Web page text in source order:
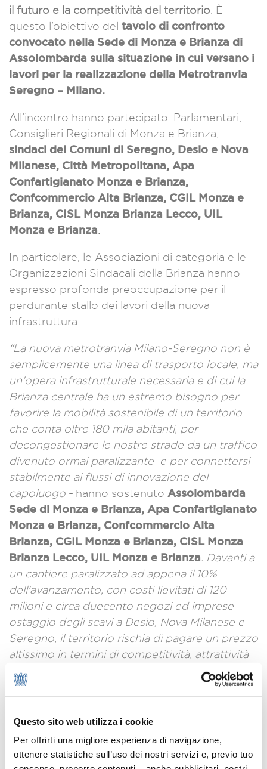
Questo sito web utilizza i cookie
Per offrirti una migliore esperienza di navigazione,
ottenere statistiche sull’uso dei nostri servizi e, previo tuo
il futuro e la competitività del territorio . È
questo l’obiettivo del tavolo di confronto
convocato nella Sede di Monza e Brianza di
Assolombarda sulla situazione in cui versano i
lavori per la realizzazione della Metrotranvia
Seregno – Milano.
All’incontro hanno partecipato: Parlamentari,
Consiglieri Regionali di Monza e Brianza,
sindaci dei Comuni di Seregno, Desio e Nova
Milanese, Città Metropolitana, Apa
Confartigianato Monza e Brianza,
Confcommercio Alta Brianza, CGIL Monza e
Brianza, CISL Monza Brianza Lecco, UIL
Monza e Brianza
In particolare, le Associazioni di categoria e le
Organizzazioni Sindacali della Brianza hanno
espresso profonda preoccupazione per il
perdurante stallo dei lavori della nuova
infrastruttura.
“La nuova metrotranvia Milano-Seregno non è
semplicemente una linea di trasporto locale, ma
un'opera infrastrutturale necessaria e di cui la
Brianza centrale ha un estremo bisogno per
favorire la mobilità sostenibile di un territorio
che conta oltre 180 mila abitanti, per
decongestionare le nostre strade da un traffico
divenuto ormai paralizzante e per connettersi
stabilmente ai flussi di innovazione del
capoluogo - hanno sostenuto Assolombarda
Sede di Monza e Brianza, Apa Confartigianato
Monza e Brianza, Confcommercio Alta
Brianza, CGIL Monza e Brianza, CISL Monza
Brianza Lecco, UIL Monza e Brianza . Davanti a
un cantiere paralizzato ad appena il 10%
dell'avanzamento, con costi lievitati di 120
milioni e circa duecento negozi ed imprese
ostaggio degli scavi a Desio, Nova Milanese e
Seregno, il territorio rischia di pagare un prezzo
altissimo in termini di competitività, attrattività
di investimenti e vivibilità. Questo scenario
allarmante, purtroppo identico al blocco
essere affrontato con divisioni o polemiche. Si
tratta di un copione purtroppo già visto. Il
tessuto economico e sociale della Brianza sta